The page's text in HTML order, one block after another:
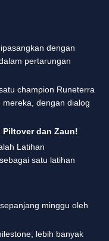
dengan
pertarungan
champion Runeterra
dengan dialog
Piltover dan Zaun!
Latihan
satu latihan
minggu oleh
lebih banyak